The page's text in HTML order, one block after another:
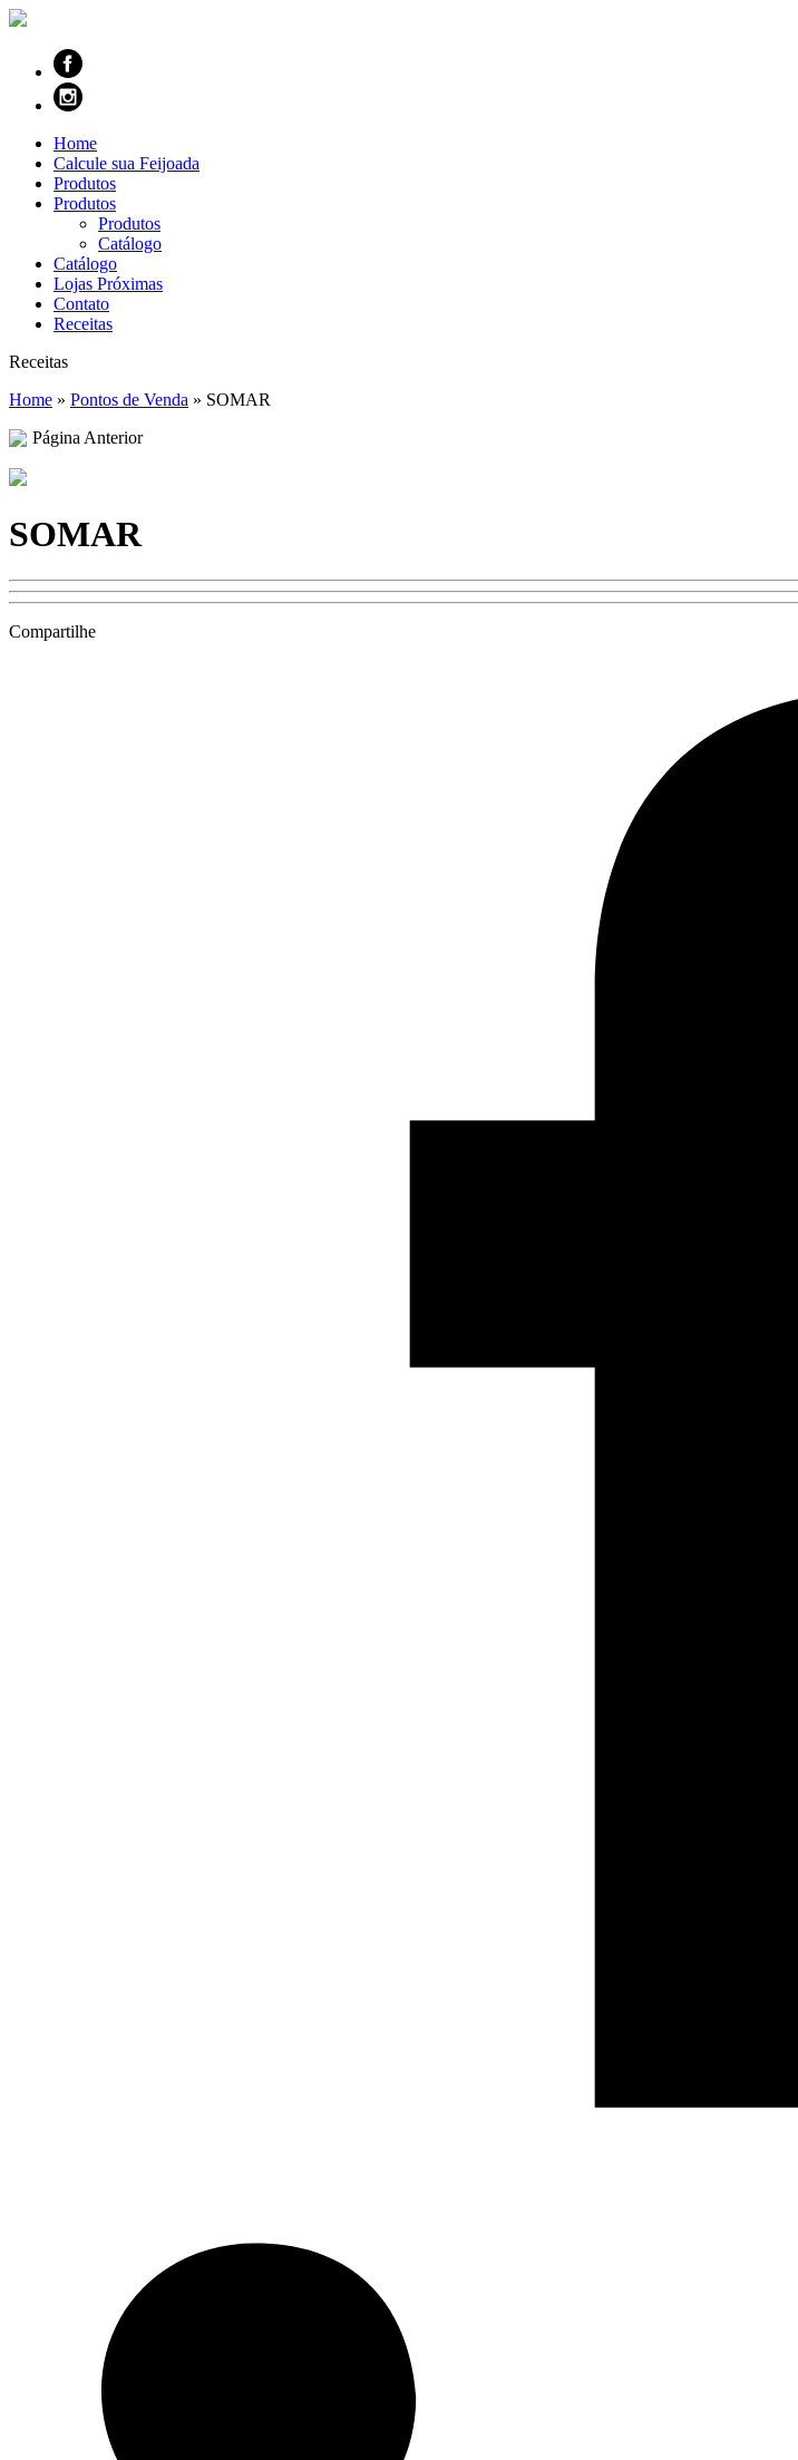
Home
Calcule sua Feijoada
Produtos
Produtos
Produtos
Catálogo
Catálogo
Lojas Próximas
Contato
Receitas
Receitas
Home » Pontos de Venda » SOMAR
Página Anterior
SOMAR
Compartilhe